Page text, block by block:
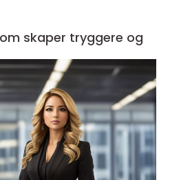
skaper tryggere og